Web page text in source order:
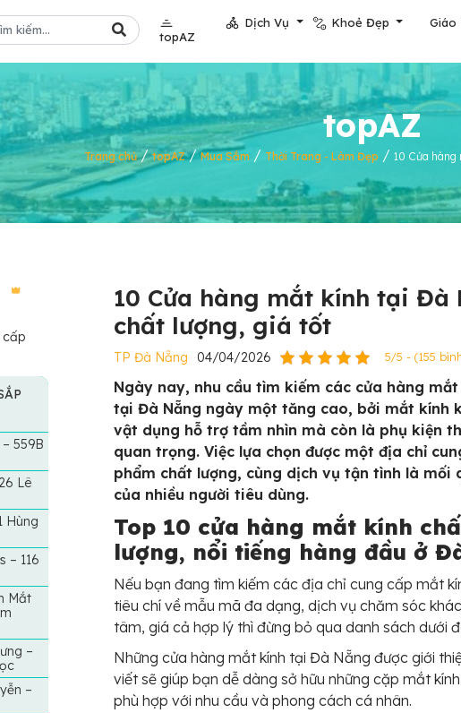
topAZ
Dịch Vụ Khoẻ Đẹp Giáo
topAZ
Trang chủ/topAZ/Mua Sắm / Thời Trang - Làm Đẹp / 10 Cửa
cấp
10 Cửa hàng mắt kính tại Đà
chất lượng, giá tốt
TP Đà Nẵng 04/04/2026 5/5 - (155
559B
Lê
Hùng
– 116
Mắt
–
–
Ngày nay, nhu cầu tìm kiếm các cửa hàng
tại Đà Nẵng ngày một tăng cao, bởi mắt kính
vật dụng hỗ trợ tầm nhìn mà còn là phụ kiện
quan trọng. Việc lựa chọn được một địa chỉ
phẩm chất lượng, cùng dịch vụ tận tình là mối
của nhiều người tiêu dùng.
Top 10 cửa hàng mắt kính
lượng, nổi tiếng hàng đầu ở
Nếu bạn đang tìm kiếm các địa chỉ cung cấp mắt
tiêu chí về mẫu mã đa dạng, dịch vụ chăm sóc
tâm, giá cả hợp lý thì đừng bỏ qua danh sách dưới
Những cửa hàng mắt kính tại Đà Nẵng được giới
viết sẽ giúp bạn dễ dàng sở hữu những cặp mắt
phù hợp với nhu cầu và phong cách cá nhân.